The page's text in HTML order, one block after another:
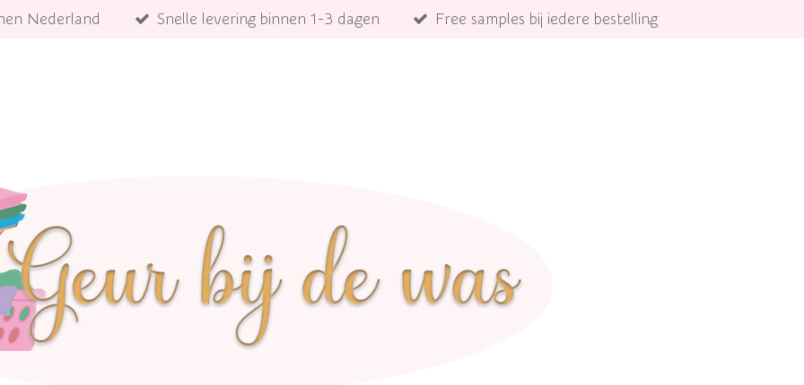
Nederland Snelle levering binnen 1-3 dagen Free samples bij iedere bestelling